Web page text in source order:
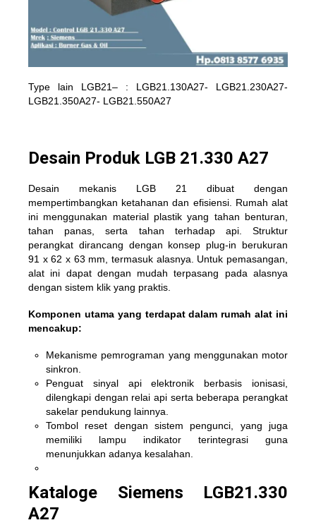
Type lain LGB21– : LGB21.130A27- LGB21.230A27-
LGB21.350A27- LGB21.550A27
Desain Produk LGB 21.330 A27
Desain mekanis LGB 21 dibuat dengan
mempertimbangkan ketahanan dan efisiensi. Rumah alat
ini menggunakan material plastik yang tahan benturan,
tahan panas, serta tahan terhadap api. Struktur
perangkat dirancang dengan konsep plug-in berukuran
91 x 62 x 63 mm, termasuk alasnya. Untuk pemasangan,
alat ini dapat dengan mudah terpasang pada alasnya
dengan sistem klik yang praktis.
Komponen utama yang terdapat dalam rumah alat ini
mencakup:
Mekanisme pemrograman yang menggunakan motor
sinkron.
Penguat sinyal api elektronik berbasis ionisasi,
dilengkapi dengan relai api serta beberapa perangkat
sakelar pendukung lainnya.
Tombol reset dengan sistem pengunci, yang juga
memiliki lampu indikator terintegrasi guna
menunjukkan adanya kesalahan.
Kataloge Siemens LGB21.330
A27